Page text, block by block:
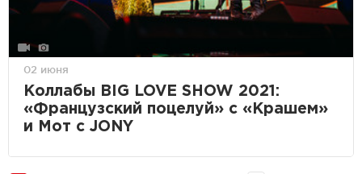
02 июня
Коллабы BIG LOVE SHOW 2021:
«Французский поцелуй» с «Крашем»
и Мот с JONY